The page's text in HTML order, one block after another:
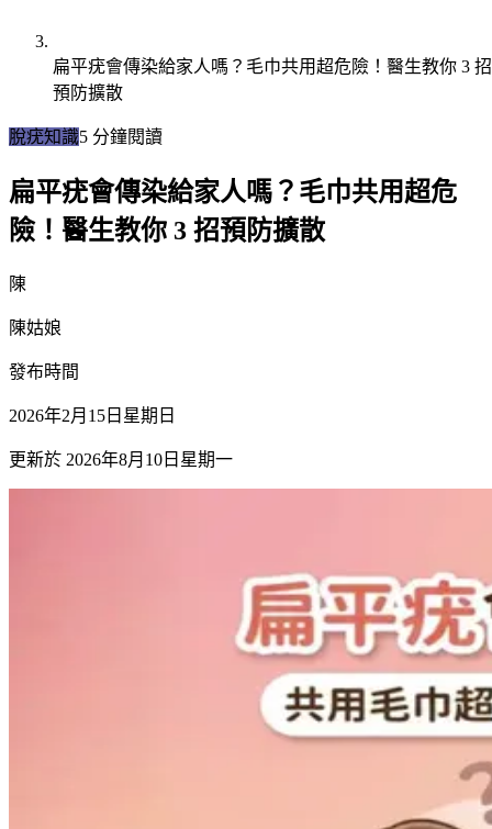
扁平疣會傳染給家人嗎？毛巾共用超危險！醫生教你 3 招
預防擴散
脫疣知識5 分鐘閱讀
扁平疣會傳染給家人嗎？毛巾共用超危
險！醫生教你 3 招預防擴散
陳
陳姑娘
發布時間
2026年2月15日星期日
更新於 2026年8月10日星期一